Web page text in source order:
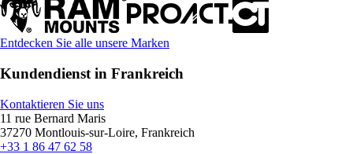
Entdecken Sie alle unsere Marken
Kundendienst in Frankreich
Kontaktieren Sie uns
11 rue Bernard Maris
37270 Montlouis-sur-Loire, Frankreich
+33 1 86 47 62 58